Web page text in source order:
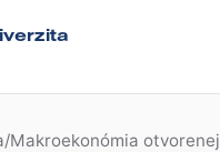
/Makroekonómia